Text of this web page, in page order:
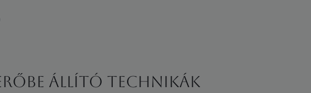
Állító technikák